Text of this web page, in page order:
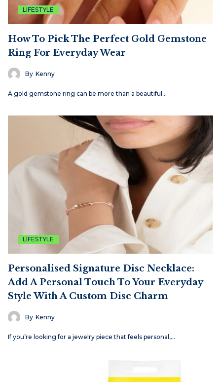
LIFESTYLE
How To Pick The Perfect Gold Gemstone
Ring For Everyday Wear
By Kenny
A gold gemstone ring can be more than a beautiful…
LIFESTYLE
Personalised Signature Disc Necklace:
Add A Personal Touch To Your Everyday
Style With A Custom Disc Charm
By Kenny
If you’re looking for a jewelry piece that feels personal,…